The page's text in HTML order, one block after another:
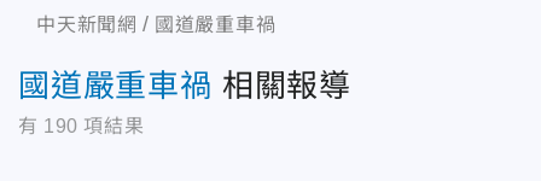
中天新聞網 國道嚴重車禍
國道嚴重車禍 相關報導
有 190 項結果